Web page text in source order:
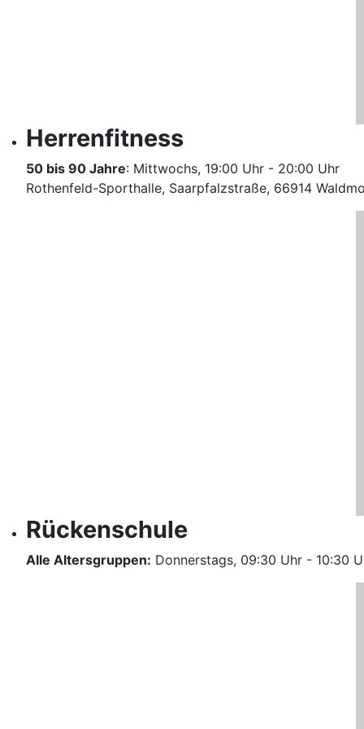
Herrenfitness
50 bis 90 Jahre: Mittwochs, 19:00 Uhr - 20:00 Uhr
Rothenfeld-Sporthalle, Saarpfalzstraße, 66914
Rückenschule
Alle Altersgruppen: Donnerstags, 09:30 Uhr - 10:30